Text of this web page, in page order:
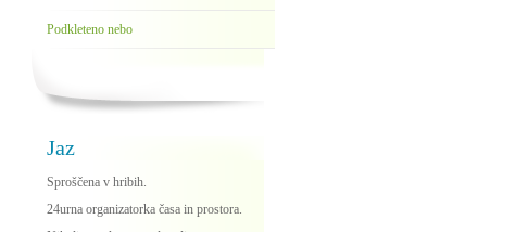
Podkleteno nebo
Jaz
Sproščena v hribih.
24urna organizatorka časa in prostora.